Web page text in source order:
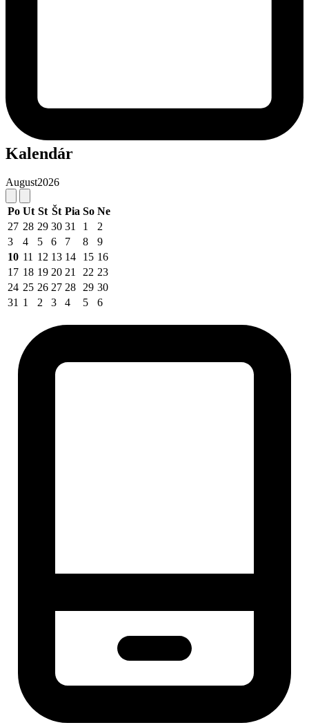
Kalendár
August2026
Po Ut St Št Pia So Ne
27 28 29 30 31 1
2
3
4 5 6 7 8
9
10 11 12 13 14 15 16
17 18 19 20 21 22 23
24 25 26 27 28 29 30
31 1 2 3 4 5 6